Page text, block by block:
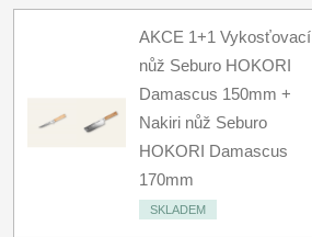
AKCE 1+1 Vykosťovací
nůž Seburo HOKORI
Damascus 150mm +
Nakiri nůž Seburo
HOKORI Damascus
170mm
SKLADEM